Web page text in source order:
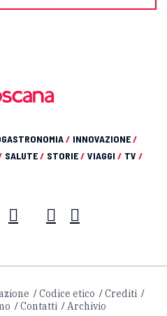
/ INNOVAZIONE/
SALUTE/ STORIE/ VIAGGI / TV /
Codice etico
Crediti
Contatti Archivio